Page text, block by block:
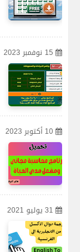
15 نوفمبر 2023
10 أكتوبر 2023
31 يوليو 2021